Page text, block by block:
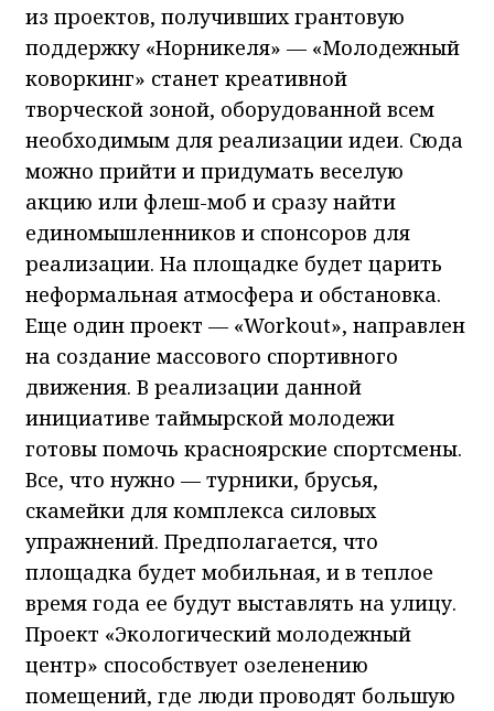
из проектов, получивших грантовую
поддержку «Норникеля» — «Молодежный
коворкинг» станет креативной
творческой зоной, оборудованной всем
необходимым для реализации идеи. Сюда
можно прийти и придумать веселую
акцию или флеш-моб и сразу найти
единомышленников и спонсоров для
реализации. На площадке будет царить
неформальная атмосфера и обстановка.
Еще один проект — «Workout», направлен
на создание массового спортивного
движения. В реализации данной
инициативе таймырской молодежи
готовы помочь красноярские спортсмены.
Все, что нужно — турники, брусья,
скамейки для комплекса силовых
упражнений. Предполагается, что
площадка будет мобильная, и в теплое
время года ее будут выставлять на улицу.
Проект «Экологический молодежный
центр» способствует озеленению
помещений, где люди проводят большую